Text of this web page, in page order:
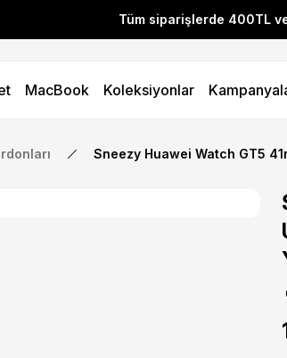
Tüm siparişlerde 400TL
Özel! YENI10 koduyla 400 TL ve üzeri
Tüm siparişlerde 400TL
MacBook Koleksiyonlar
Sneezy Huawei Watch GT5